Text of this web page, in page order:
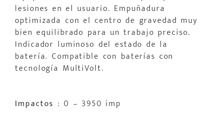
lesiones en el usuario. Empuñadura
optimizada con el centro de gravedad muy
bien equilibrado para un trabajo preciso.
Indicador luminoso del estado de la
batería. Compatible con baterías con
tecnología MultiVolt.
Impactos : 0 – 3950 imp